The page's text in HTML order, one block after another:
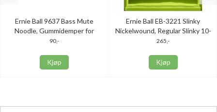
Ernie Ball 9637 Bass Mute
Noodle, Gummidemper for
Elbass
90,-
Kjøp
Ernie Ball EB-3221 Slinky
Nickelwound, Regular Slinky 10-
46, 3-Pack
265,-
Kjøp